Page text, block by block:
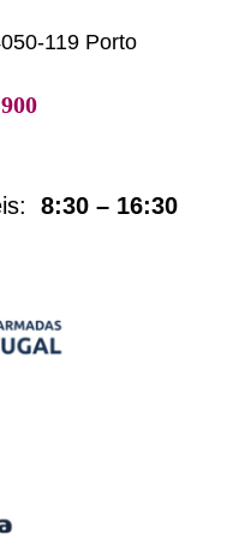
119 Porto
8:30 – 16:30